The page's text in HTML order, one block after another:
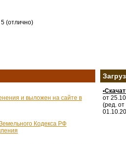
(отлично)
и выложен на сайте в
Кодекса РФ
от
(ред. от